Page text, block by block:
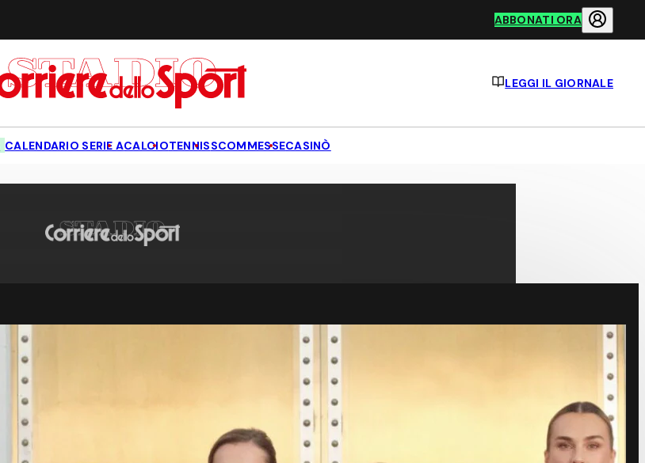
ABBONATI ORA
LEGGI IL GIORNALE
CALENDARIO SERIE ACALCIOTENNISSCOMMESSECASINÒ